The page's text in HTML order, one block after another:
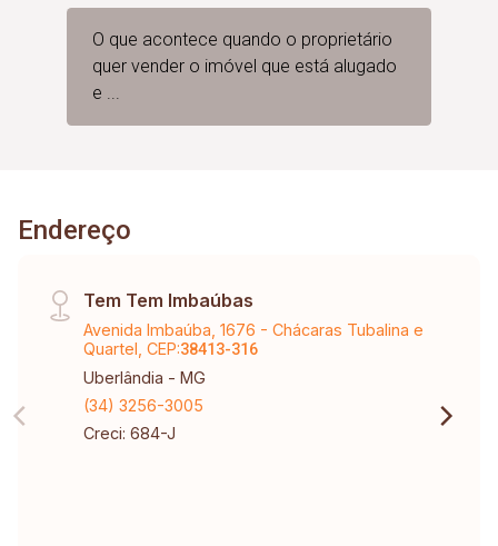
O que acontece quando o proprietário
quer vender o imóvel que está alugado
e ...
Endereço
Tem Tem Imbaúbas
Avenida Imbaúba, 1676 - Chácaras Tubalina e
Quartel, CEP:38413-316
Uberlândia - MG
(34) 3256-3005
Creci: 684-J